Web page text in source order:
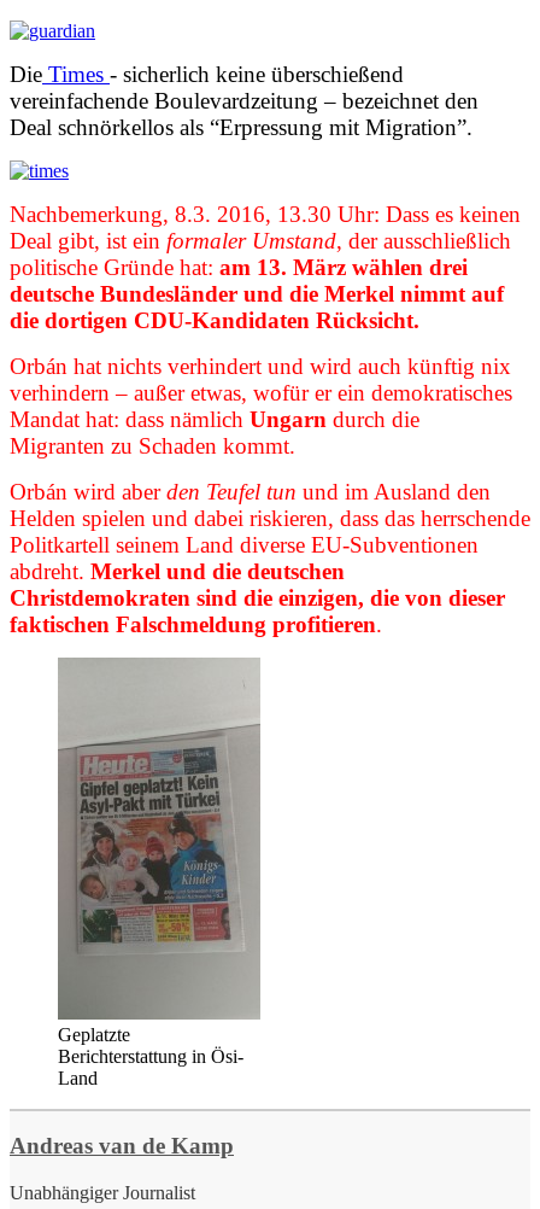
Die Times - sicherlich keine überschießend
vereinfachende Boulevardzeitung – bezeichnet den
Deal schnörkellos als “Erpressung mit Migration”.
Nachbemerkung, 8.3. 2016, 13.30 Uhr: Dass es keinen
Deal gibt, ist ein formaler Umstand, der ausschließlich
politische Gründe hat: am 13. März wählen drei
deutsche Bundesländer und die Merkel nimmt auf
die dortigen CDU-Kandidaten Rücksicht.
Orbán hat nichts verhindert und wird auch künftig nix
verhindern – außer etwas, wofür er ein demokratisches
Mandat hat: dass nämlich Ungarn durch die
Migranten zu Schaden kommt.
Orbán wird aberden Teufel tun und im Ausland den
Helden spielen und dabei riskieren, dass das herrschende
Politkartell seinem Land diverse EU-Subventionen
abdreht. Merkel und die deutschen
Christdemokraten sind die einzigen, die von dieser
faktischen Falschmeldung profitieren.
Geplatzte
Berichterstattung in Ösi-
Land
Andreas van de Kamp
Unabhängiger Journalist